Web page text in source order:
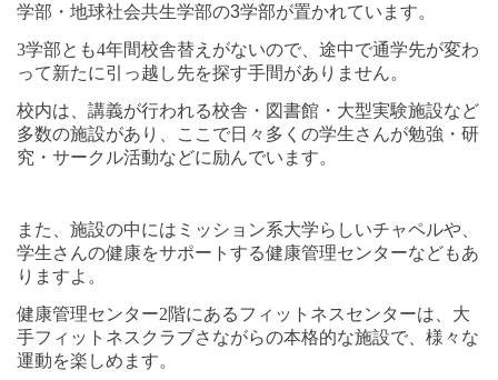
学部・地球社会共生学部の3学部が置かれています。
3学部とも4年間校舎替えがないので、途中で通学先が変わ
って新たに引っ越し先を探す手間がありません。
校内は、講義が行われる校舎・図書館・大型実験施設など
多数の施設があり、ここで日々多くの学生さんが勉強・研
究・サークル活動などに励んでいます。
また、施設の中にはミッション系大学らしいチャペルや、
学生さんの健康をサポートする健康管理センターなどもあ
りますよ。
健康管理センター2階にあるフィットネスセンターは、大
手フィットネスクラブさながらの本格的な施設で、様々な
運動を楽しめます。